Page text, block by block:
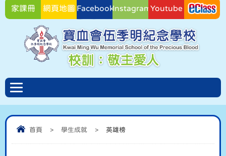
家課冊 網頁地圖 FacebookInstagramYoutube
首頁 > 學生成就 > 英雄榜